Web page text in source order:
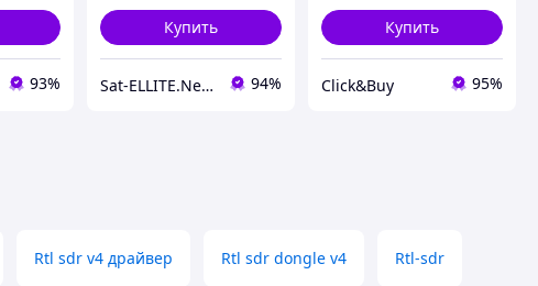
93%
Купить
Sat-ELLITE.Net ➤ ИНТЕРНЕТ-СУПЕРМАРКЕТ 94%
Купить
Click&Buy 95%
Rtl sdr v4 драйвер Rtl sdr dongle v4 Rtl-sdr